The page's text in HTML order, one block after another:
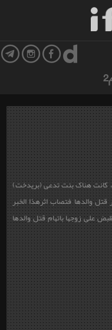
کانت هناک بنت تدعی (بریدخت)
قتل والدها فتصاب اثرهذا الخبر
علی زوجها باتهام قتل والدها